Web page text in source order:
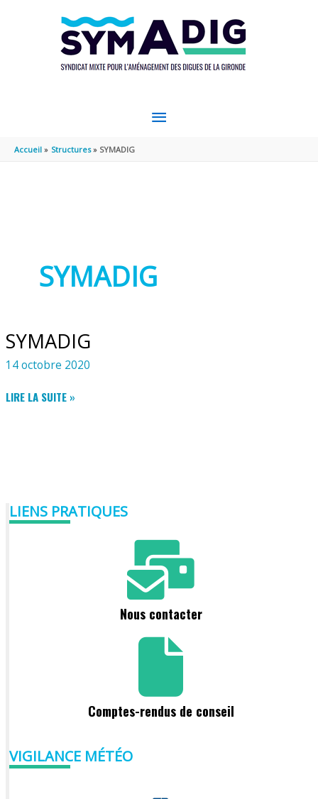
MENU
Accueil Structures SYMADIG
SYMADIG
SYMADIG
14 octobre 2020
SYMADIG
LIRE LA SUITE »
LIENS PRATIQUES
Nous contacter
Comptes-rendus de conseil
VIGILANCE MÉTÉO